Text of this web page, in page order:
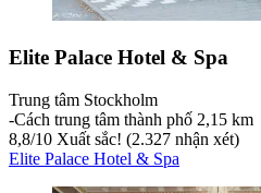
Elite Palace Hotel & Spa
Trung tâm Stockholm
‐Cách trung tâm thành phố 2,15 km
8,8/10 Xuất sắc! (2.327 nhận xét)
Elite Palace Hotel & Spa